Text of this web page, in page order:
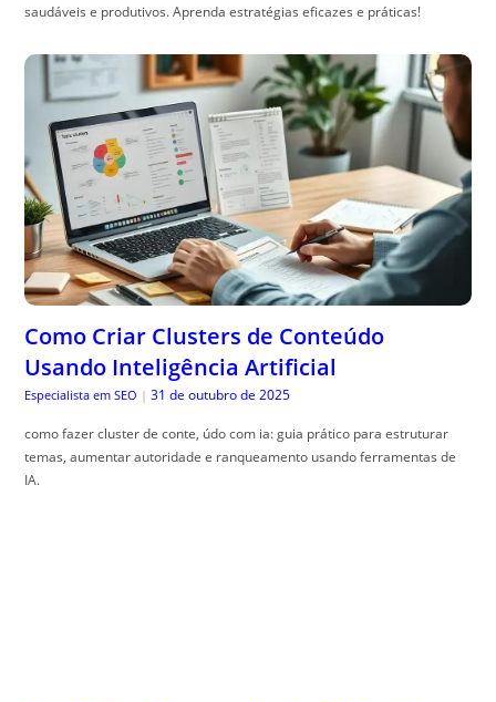
saudáveis e produtivos. Aprenda estratégias eficazes e práticas!
Como Criar Clusters de Conteúdo
Usando Inteligência Artificial
Especialista em SEO | 31 de outubro de 2025
como fazer cluster de conte, údo com ia: guia prático para estruturar
temas, aumentar autoridade e ranqueamento usando ferramentas de
IA.